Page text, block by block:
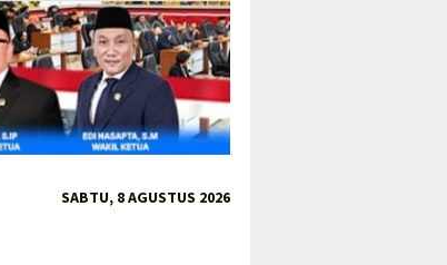
SABTU, 8 AGUSTUS 2026